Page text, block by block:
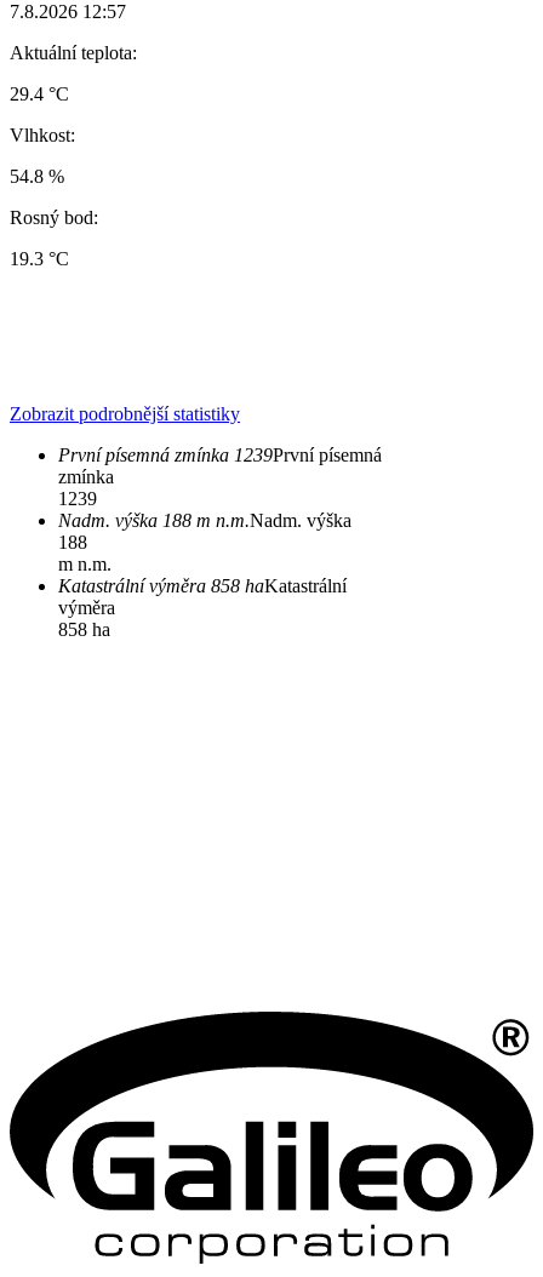
7.8.2026 12:57
Aktuální teplota:
29.4 °C
Vlhkost:
54.8 %
Rosný bod:
19.3 °C
Zobrazit podrobnější statistiky
První písemná zmínka 1239První písemná
zmínka
1239
Nadm. výška 188 m n.m.Nadm. výška
188
m n.m.
Katastrální výměra 858 haKatastrální
výměra
858 ha